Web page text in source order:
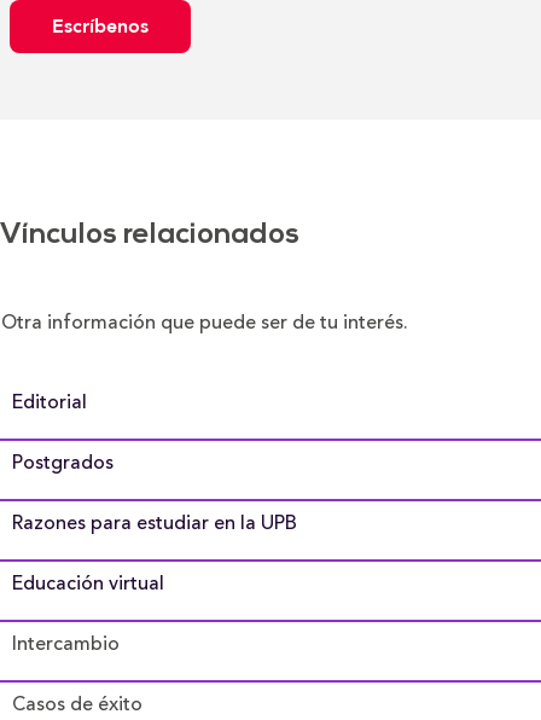
Escríbenos
Vínculos relacionados
Otra información que puede ser de tu interés.
Editorial
Postgrados
Razones para estudiar en la UPB
Educación virtual
Intercambio
Casos de éxito